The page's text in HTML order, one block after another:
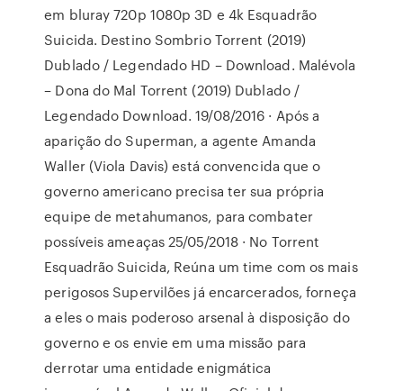
em bluray 720p 1080p 3D e 4k Esquadrão
Suicida. Destino Sombrio Torrent (2019)
Dublado / Legendado HD – Download. Malévola
– Dona do Mal Torrent (2019) Dublado /
Legendado Download. 19/08/2016 · Após a
aparição do Superman, a agente Amanda
Waller (Viola Davis) está convencida que o
governo americano precisa ter sua própria
equipe de metahumanos, para combater
possíveis ameaças 25/05/2018 · No Torrent
Esquadrão Suicida, Reúna um time com os mais
perigosos Supervilões já encarcerados, forneça
a eles o mais poderoso arsenal à disposição do
governo e os envie em uma missão para
derrotar uma entidade enigmática